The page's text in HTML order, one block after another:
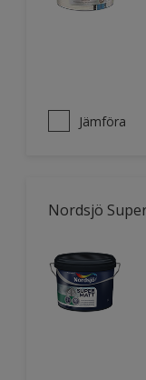
Jämföra
Nordsjö